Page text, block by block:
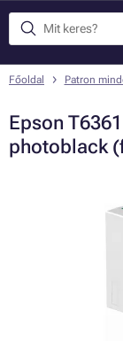
Főoldal Patron
Epson
photoblack